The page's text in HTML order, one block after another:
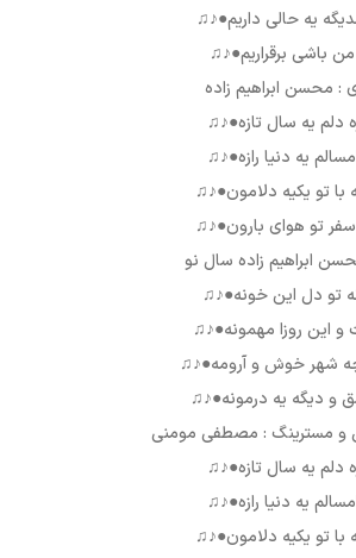
یه حالی داریم●♪♫
باشی برقراریم●♪♫
: محسن ابراهیم زاده
دلم یه سال تازه●♪♫
یه دنیا رازه●♪♫
تو یکیه دلامون●♪♫
تو هوای بارون●♪♫
ابراهیم زاده سال نو
تو دل این خونه●♪♫
این روزا مهمونه●♪♫
شهر خوش و آرومه●♪♫
و دیگه یه درمونه●♪♫
و مسترینگ : مصطفی مومنی
دلم یه سال تازه●♪♫
یه دنیا رازه●♪♫
تو یکیه دلامون●♪♫